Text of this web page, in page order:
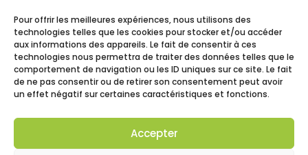
Pour offrir les meilleures expériences, nous utilisons des
technologies telles que les cookies pour stocker et/ou accéder
aux informations des appareils. Le fait de consentir à ces
technologies nous permettra de traiter des données telles que le
comportement de navigation ou les ID uniques sur ce site. Le fait
de ne pas consentir ou de retirer son consentement peut avoir
un effet négatif sur certaines caractéristiques et fonctions.
Accepter
Vert l’objectif Bayonne
Vert l’objectif Montpellier
Vert l’objectif Nantes
Vert l’objectif Nancy
Vert l’Objectif Easy
© Vert l’Intérim 2024 | Réalisation Médiablue